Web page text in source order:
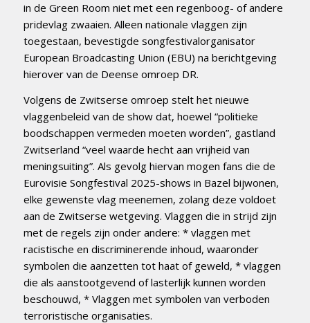
in de Green Room niet met een regenboog- of andere
pridevlag zwaaien. Alleen nationale vlaggen zijn
toegestaan, bevestigde songfestivalorganisator
European Broadcasting Union (EBU) na berichtgeving
hierover van de Deense omroep DR.
Volgens de Zwitserse omroep stelt het nieuwe
vlaggenbeleid van de show dat, hoewel “politieke
boodschappen vermeden moeten worden”, gastland
Zwitserland “veel waarde hecht aan vrijheid van
meningsuiting”. Als gevolg hiervan mogen fans die de
Eurovisie Songfestival 2025-shows in Bazel bijwonen,
elke gewenste vlag meenemen, zolang deze voldoet
aan de Zwitserse wetgeving. Vlaggen die in strijd zijn
met de regels zijn onder andere: * vlaggen met
racistische en discriminerende inhoud, waaronder
symbolen die aanzetten tot haat of geweld, * vlaggen
die als aanstootgevend of lasterlijk kunnen worden
beschouwd, * Vlaggen met symbolen van verboden
terroristische organisaties.